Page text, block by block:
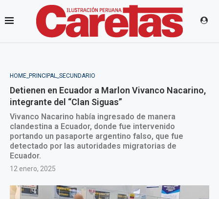
HOME_PRINCIPAL_SECUNDARIO
Detienen en Ecuador a Marlon Vivanco Nacarino,
integrante del “Clan Siguas”
Vivanco Nacarino había ingresado de manera
clandestina a Ecuador, donde fue intervenido
portando un pasaporte argentino falso, que fue
detectado por las autoridades migratorias de
Ecuador.
12 enero, 2025